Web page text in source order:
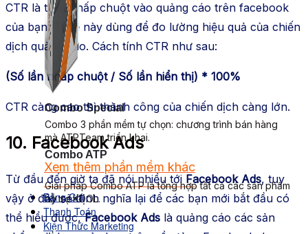
Combo Special
Combo 3 phần mềm tự chọn: chương trình bán hàng
mà ATPTeam triển khai.
Xem thêm phần mềm khác
Xem thêm phần mềm khác
Bảng Giá
Thanh Toán
Kiến Thức Marketing
Combo ATP
Giải pháp Combo ATP là tổng hợp tất cả các sản phẩm
hỗ trợ KDOL.
CTR là tỷ lệ nhấp chuột vào quảng cáo trên facebook
của bạn. Tỷ lệ này dùng để đo lường hiệu quả của chiến
dịch quảng cáo. Cách tính CTR như sau:
(Số lần nhấp chuột / Số lần hiển thị) * 100%
CTR càng cao thì thành công của chiến dịch càng lớn.
10. Facebook Ads
Từ đầu đến giờ ta đã nói nhiều tới Facebook Ads, tuy
vậy ở đây sẽ định nghĩa lại để các bạn mới bắt đầu có
thể hiểu được,Facebook Ads là quảng cáo các sản